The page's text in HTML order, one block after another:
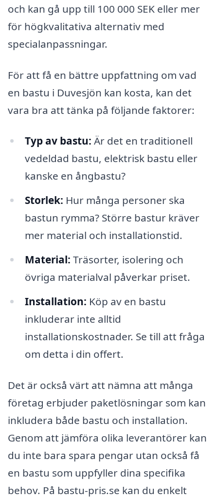
och kan gå upp till 100 000 SEK eller mer
för högkvalitativa alternativ med
specialanpassningar.
För att få en bättre uppfattning om vad
en bastu i Duvesjön kan kosta, kan det
vara bra att tänka på följande faktorer:
Typ av bastu: Är det en traditionell
vedeldad bastu, elektrisk bastu eller
kanske en ångbastu?
Storlek: Hur många personer ska
bastun rymma? Större bastur kräver
mer material och installationstid.
Material: Träsorter, isolering och
övriga materialval påverkar priset.
Installation: Köp av en bastu
inkluderar inte alltid
installationskostnader. Se till att fråga
om detta i din offert.
Det är också värt att nämna att många
företag erbjuder paketlösningar som kan
inkludera både bastu och installation.
Genom att jämföra olika leverantörer kan
du inte bara spara pengar utan också få
en bastu som uppfyller dina specifika
behov. På bastu-pris.se kan du enkelt